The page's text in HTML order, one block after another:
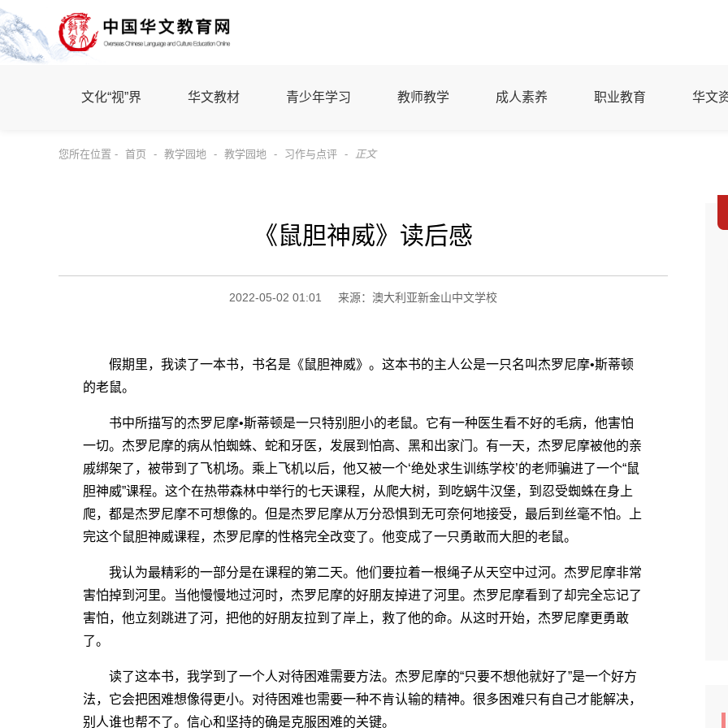
文化“视”界 华文教材 青少年学习 教师教学 成人素养 职业教育 华文
您所在位置 - 首页 - 教学园地 - 教学园地 - 习作与点评 - 正文
《鼠胆神威》读后感
2022-05-02 01:01 来源：澳大利亚新金山中文学校
假期里，我读了一本书，书名是《鼠胆神威》。这本书的主人公是一只名叫杰罗尼摩•斯蒂顿
的老鼠。
书中所描写的杰罗尼摩•斯蒂顿是一只特别胆小的老鼠。它有一种医生看不好的毛病，他害怕
一切。杰罗尼摩的病从怕蜘蛛、蛇和牙医，发展到怕高、黑和出家门。有一天，杰罗尼摩被他的亲
戚绑架了，被带到了飞机场。乘上飞机以后，他又被一个‘绝处求生训练学校’的老师骗进了一个“鼠
胆神威”课程。这个在热带森林中举行的七天课程，从爬大树，到吃蜗牛汉堡，到忍受蜘蛛在身上
爬，都是杰罗尼摩不可想像的。但是杰罗尼摩从万分恐惧到无可奈何地接受，最后到丝毫不怕。上
完这个鼠胆神威课程，杰罗尼摩的性格完全改变了。他变成了一只勇敢而大胆的老鼠。
我认为最精彩的一部分是在课程的第二天。他们要拉着一根绳子从天空中过河。杰罗尼摩非常
害怕掉到河里。当他慢慢地过河时，杰罗尼摩的好朋友掉进了河里。杰罗尼摩看到了却完全忘记了
害怕，他立刻跳进了河，把他的好朋友拉到了岸上，救了他的命。从这时开始，杰罗尼摩更勇敢
了。
读了这本书，我学到了一个人对待困难需要方法。杰罗尼摩的“只要不想他就好了”是一个好方
法，它会把困难想像得更小。对待困难也需要一种不肯认输的精神。很多困难只有自己才能解决，
别人谁也帮不了。信心和坚持的确是克服困难的关键。